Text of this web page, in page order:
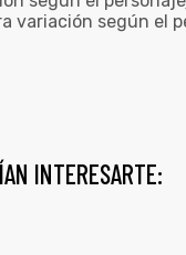
variación según el
INTERESARTE: